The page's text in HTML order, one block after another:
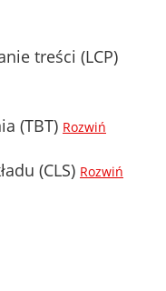
treści (LCP)
(TBT) Rozwiń
(CLS) Rozwiń